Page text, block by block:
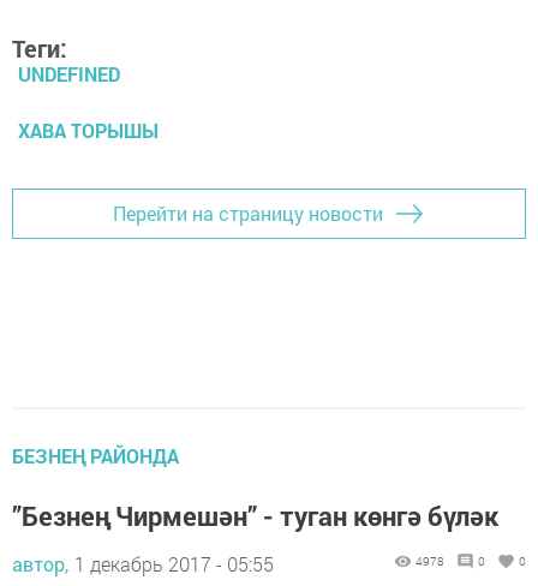
Теги:
UNDEFINED
ХАВА ТОРЫШЫ
Перейти на страницу новости
БЕЗНЕҢ РАЙОНДА
”Безнең Чирмешән” - туган көнгә бүләк
автор, 1 декабрь 2017 - 05:55 4978 0 0